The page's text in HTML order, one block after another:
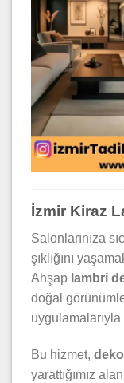
İzmir Kiraz
Salonlarınıza
şıklığını
Ahşap lambri
doğal
uygulamalarıyla
Bu hizmet,
yarattığımız